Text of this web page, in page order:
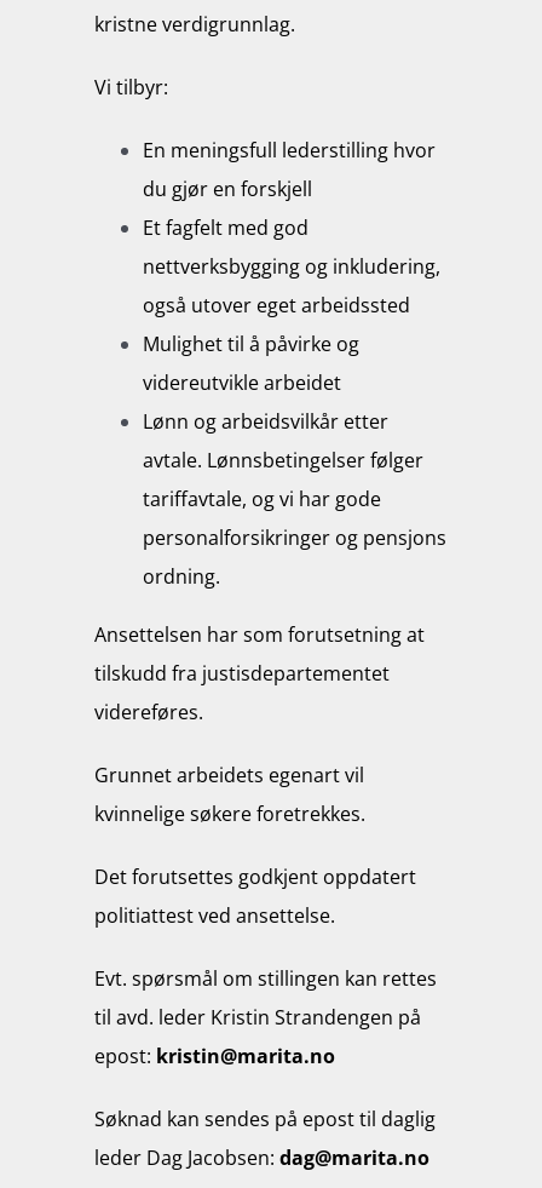
kristne verdigrunnlag.
Vi tilbyr:
En meningsfull lederstilling hvor
du gjør en forskjell
Et fagfelt med god
nettverksbygging og inkludering,
også utover eget arbeidssted
Mulighet til å påvirke og
videreutvikle arbeidet
Lønn og arbeidsvilkår etter
avtale. Lønnsbetingelser følger
tariffavtale, og vi har gode
personalforsikringer og pensjons
ordning.
Ansettelsen har som forutsetning at
tilskudd fra justisdepartementet
videreføres.
Grunnet arbeidets egenart vil
kvinnelige søkere foretrekkes.
Det forutsettes godkjent oppdatert
politiattest ved ansettelse.
Evt. spørsmål om stillingen kan rettes
til avd. leder Kristin Strandengen på
epost: kristin@marita.no
Søknad kan sendes på epost til daglig
leder Dag Jacobsen:dag@marita.no